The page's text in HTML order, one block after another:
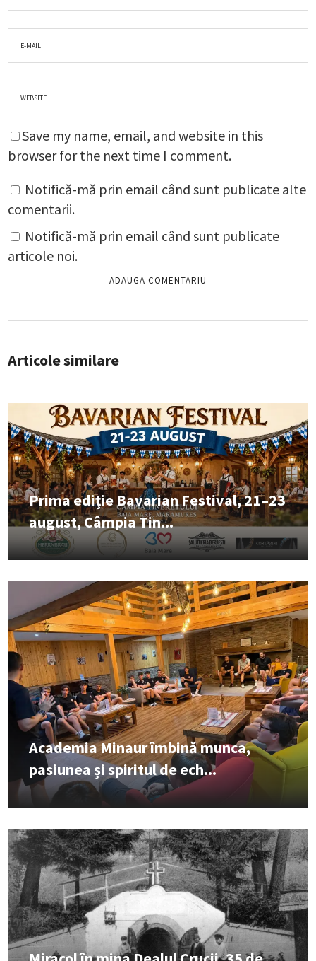
Save my name, email, and website in this
browser for the next time I comment.
Notifică-mă prin email când sunt publicate alte
comentarii.
Notifică-mă prin email când sunt publicate
articole noi.
Articole similare
Prima ediție Bavarian Festival, 21–23
august, Câmpia Tin...
Academia Minaur îmbină munca,
pasiunea și spiritul de ech...